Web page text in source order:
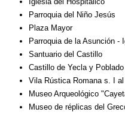
Parroquia del Niño Jesús
Plaza Mayor
Parroquia de la Asunción -
Santuario del Castillo
Castillo de Yecla y
Vila Rústica Romana s. I al
Museo Arqueológico
Museo de réplicas del